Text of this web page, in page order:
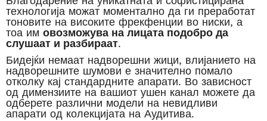
технологија можат моментално да ги преработат
тоновите на високите фрекфенции во ниски, а
тоа им овозможува на лицата подобро да
слушаат и разбираат.
Бидејќи немаат надворешни жици, влијанието на
надворешните шумови е значително помало
отколку кај стандардните апарати. Во зависност
од димензиите на вашиот ушен канал можете да
одберете различни модели на невидливи
апарати од колекцијата на Аудитива.